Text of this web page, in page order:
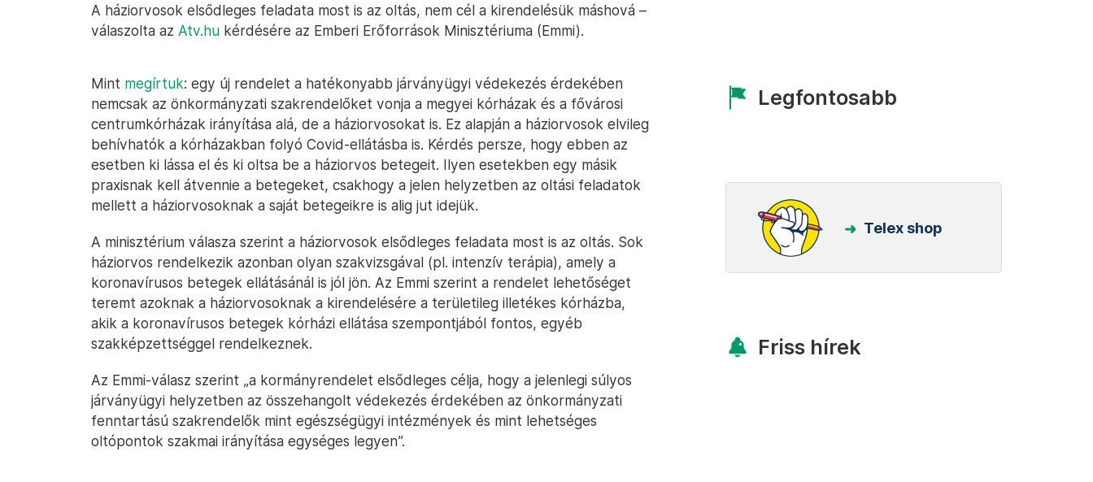
A háziorvosok elsődleges feladata most is az oltás, nem cél a kirendelésük máshová –
válaszolta az Atv.hu kérdésére az Emberi Erőforrások Minisztériuma (Emmi).
Mint megírtuk: egy új rendelet a hatékonyabb járványügyi védekezés érdekében
nemcsak az önkormányzati szakrendelőket vonja a megyei kórházak és a fővárosi
centrumkórházak irányítása alá, de a háziorvosokat is. Ez alapján a háziorvosok elvileg
behívhatók a kórházakban folyó Covid-ellátásba is. Kérdés persze, hogy ebben az
esetben ki lássa el és ki oltsa be a háziorvos betegeit. Ilyen esetekben egy másik
praxisnak kell átvennie a betegeket, csakhogy a jelen helyzetben az oltási feladatok
mellett a háziorvosoknak a saját betegeikre is alig jut idejük.
A minisztérium válasza szerint a háziorvosok elsődleges feladata most is az oltás. Sok
háziorvos rendelkezik azonban olyan szakvizsgával (pl. intenzív terápia), amely a
koronavírusos betegek ellátásánál is jól jön. Az Emmi szerint a rendelet lehetőséget
teremt azoknak a háziorvosoknak a kirendelésére a területileg illetékes kórházba,
akik a koronavírusos betegek kórházi ellátása szempontjából fontos, egyéb
szakképzettséggel rendelkeznek.
Az Emmi-válasz szerint „a kormányrendelet elsődleges célja, hogy a jelenlegi súlyos
járványügyi helyzetben az összehangolt védekezés érdekében az önkormányzati
fenntartású szakrendelők mint egészségügyi intézmények és mint lehetséges
oltópontok szakmai irányítása egységes legyen”.
Legfontosabb
Telex shop
Friss hírek